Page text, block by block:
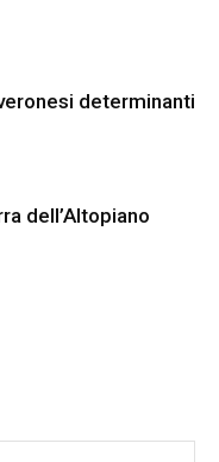
determinanti
dell’Altopiano